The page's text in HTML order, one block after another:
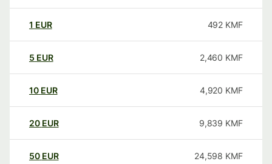
1 EUR 492 KMF
5 EUR 2,460 KMF
10 EUR 4,920 KMF
20 EUR 9,839 KMF
50 EUR 24,598 KMF